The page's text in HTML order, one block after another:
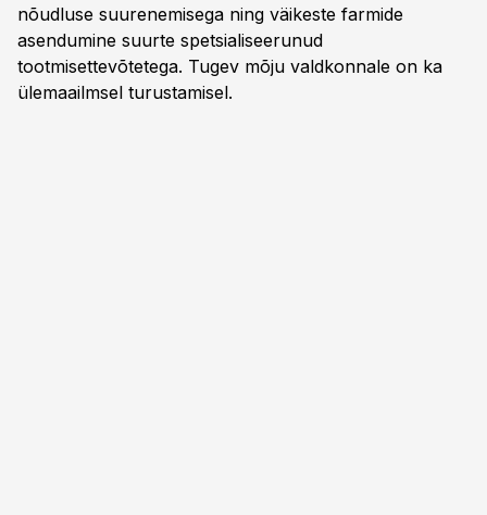
nõudluse suurenemisega ning väikeste farmide
asendumine suurte spetsialiseerunud
tootmisettevõtetega. Tugev mõju valdkonnale on ka
ülemaailmsel turustamisel.